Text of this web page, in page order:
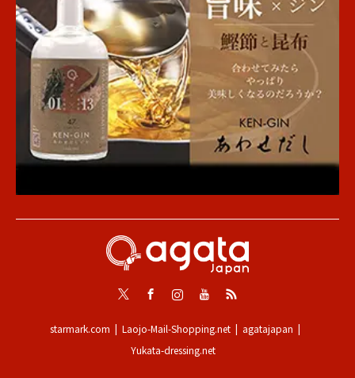
InstagramYoutube
RSS
starmark.com Laojo-Mail-Shopping.net
agatajapan
Yukata-dressing.net